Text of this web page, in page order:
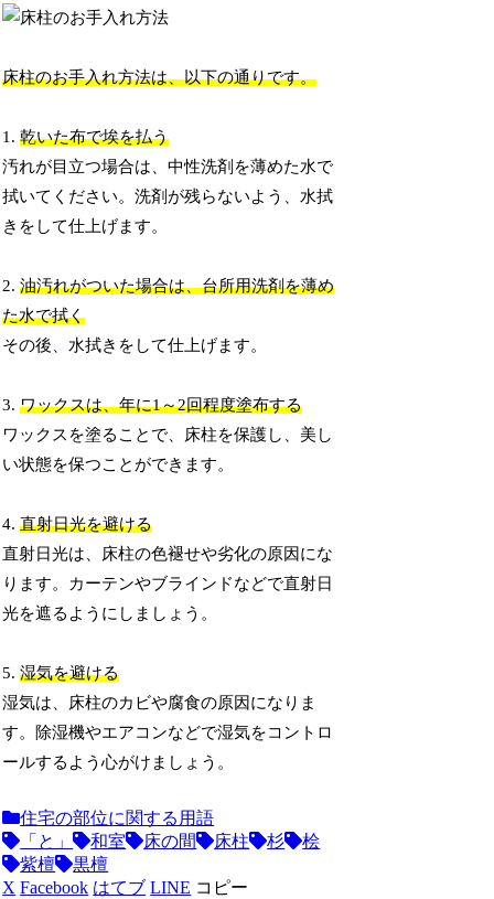
床柱のお手入れ方法は、以下の通りです。
1.乾いた布で埃を払う
汚れが目立つ場合は、中性洗剤を薄めた水で
拭いてください。洗剤が残らないよう、水拭
きをして仕上げます。
2.油汚れがついた場合は、台所用洗剤を薄め
た水で拭く
その後、水拭きをして仕上げます。
3.ワックスは、年に1～2回程度塗布する
ワックスを塗ることで、床柱を保護し、美し
い状態を保つことができます。
4.直射日光を避ける
直射日光は、床柱の色褪せや劣化の原因にな
ります。カーテンやブラインドなどで直射日
光を遮るようにしましょう。
5.湿気を避ける
湿気は、床柱のカビや腐食の原因になりま
す。除湿機やエアコンなどで湿気をコントロ
ールするよう心がけましょう。
住宅の部位に関する用語
「と」
和室 床の間 床柱 杉
桧
紫檀
黒檀
X Facebook はてブ LINE コピー